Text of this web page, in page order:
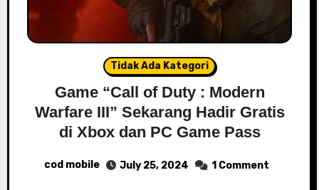
Tidak Ada Kategori
Game “Call of Duty : Modern
Warfare III” Sekarang Hadir Gratis
di Xbox dan PC Game Pass
cod mobile July 25, 2024 1 Comment